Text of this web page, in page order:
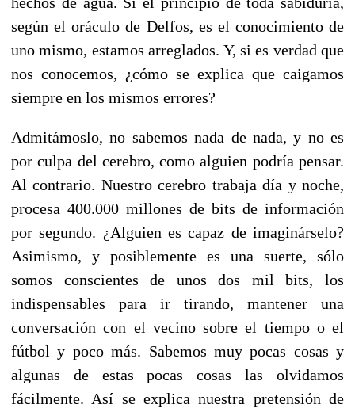
según el oráculo de Delfos, es el conocimiento de
uno mismo, estamos arreglados. Y, si es verdad que
nos conocemos, ¿cómo se explica que caigamos
siempre en los mismos errores?
Admitámoslo, no sabemos nada de nada, y no es
por culpa del cerebro, como alguien podría pensar.
Al contrario. Nuestro cerebro trabaja día y noche,
procesa 400.000 millones de bits de información
por segundo. ¿Alguien es capaz de imaginárselo?
Asimismo, y posiblemente es una suerte, sólo
somos conscientes de unos dos mil bits, los
indispensables para ir tirando, mantener una
conversación con el vecino sobre el tiempo o el
fútbol y poco más. Sabemos muy pocas cosas y
algunas de estas pocas cosas las olvidamos
fácilmente. Así se explica nuestra pretensión de